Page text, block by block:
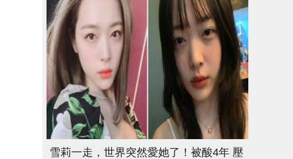
雪莉一走，世界突然愛她了！被酸4年 壓